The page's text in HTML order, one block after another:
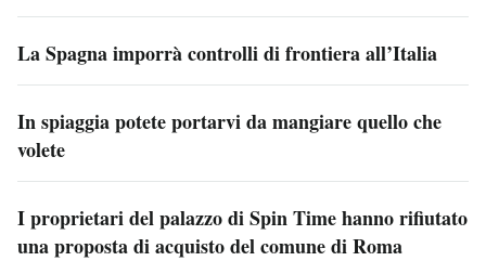
La Spagna imporrà controlli di frontiera all’Italia
In spiaggia potete portarvi da mangiare quello che
volete
I proprietari del palazzo di Spin Time hanno rifiutato
una proposta di acquisto del comune di Roma